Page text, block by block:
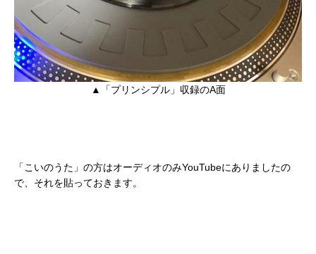
▲「プリンシプル」収録のA面
「こいのうた」の方はオーディオのみYouTubeにありましたの
で、それを貼っておきます。